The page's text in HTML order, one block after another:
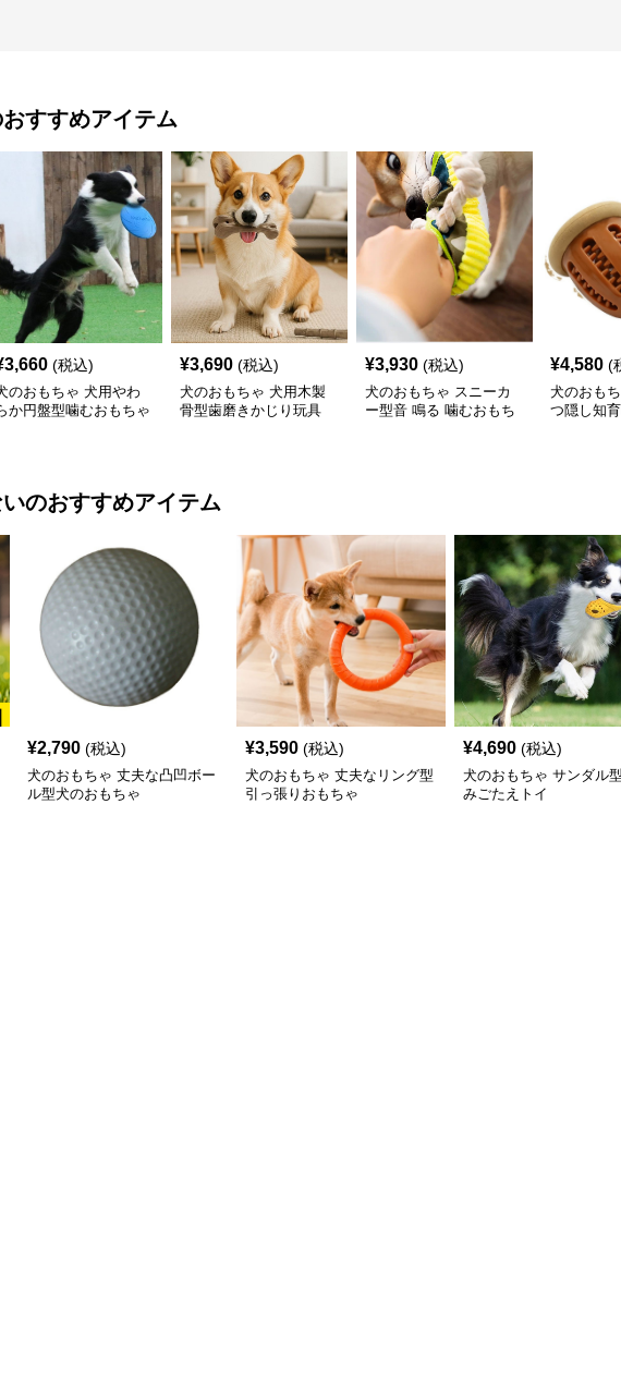
すすめアイテム
3,660 (税込)
のおもちゃ 犬用やわ
か円盤型噛むおもちゃ
¥3,690 (税込)
犬のおもちゃ 犬用木製
骨型歯磨きかじり玩具
¥3,930 (税込)
犬のおもちゃ スニーカ
ー型音 鳴る 噛むおもち
¥4,580 (
犬のおも
つ隠し知
のおすすめアイテム
¥2,790 (税込)
犬のおもちゃ 丈夫な凸凹ボー
ル型犬のおもちゃ
¥3,590 (税込)
犬のおもちゃ 丈夫なリング型
引っ張りおもちゃ
¥4,690 (税込)
犬のおもちゃ サンダル
みごたえトイ